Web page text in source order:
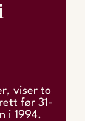
viser to
før 31-
i 1994.